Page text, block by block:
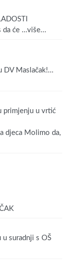
da će …više...
DV Maslačak!…
primjenju u vrtić
djeca Molimo da,
u suradnji s OŠ